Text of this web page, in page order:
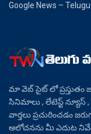
Google News –
మా వెబ్ సైట్ లో ప్రస్తుతం
సినిమాలు , లేటెస్ట్ న్యూస్ ,
వార్తలు ప్రచురించడం
ఆలోచనను మీ ఎదుట